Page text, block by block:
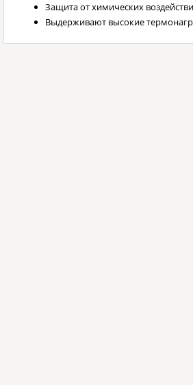
Защита от химических
Выдерживают высокие